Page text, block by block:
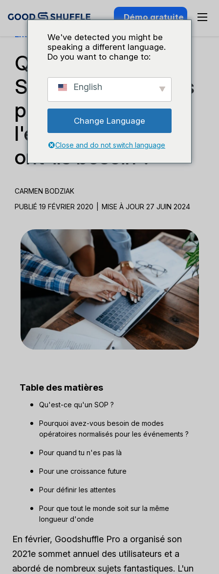
Démo gratuite
Entreprises Et Croissance
Qu'est-ce qu'un
SOP et pourquoi les
professionnels de
l'événementiel en
ont-ils besoin ?
CARMEN BODZIAK
PUBLIÉ 19 FÉVRIER 2020
MISE À JOUR 27 JUIN 2024
Table des matières
Qu'est-ce qu'un SOP ?
Pourquoi avez-vous besoin de modes
opératoires normalisés pour les événements ?
Pour quand tu n'es pas là
Pour une croissance future
Pour définir les attentes
Pour que tout le monde soit sur la même
longueur d'onde
En février, Goodshuffle Pro a organisé son
2021e sommet annuel des utilisateurs et a
abordé de nombreux sujets fantastiques. L'un
We've detected you might be
speaking a different language.
Do you want to change to:
English
Change Language
Close and do not switch language